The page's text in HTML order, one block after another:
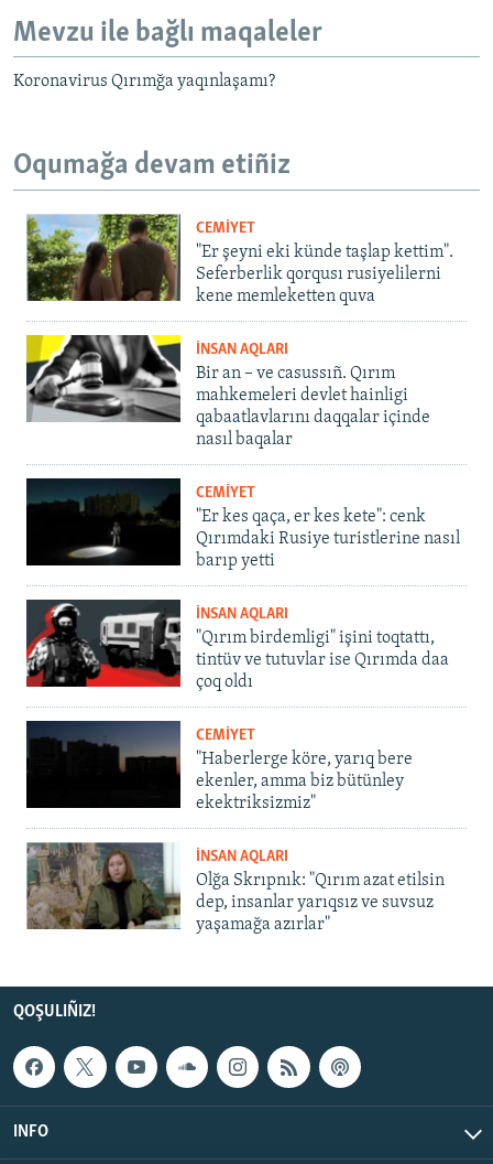
Mevzu ile bağlı maqaleler
Koronavirus Qırımğa yaqınlaşamı?
Oqumağa devam etiñiz
CEMİYET
"Er şeyni eki künde taşlap kettim".
Seferberlik qorqusı rusiyelilerni
kene memleketten quva
İNSAN AQLARI
Bir an – ve casussıñ. Qırım
mahkemeleri devlet hainligi
qabaatlavlarını daqqalar içinde
nasıl baqalar
CEMİYET
"Er kes qaça, er kes kete": cenk
Qırımdaki Rusiye turistlerine nasıl
barıp yetti
İNSAN AQLARI
"Qırım birdemligi" işini toqtattı,
tintüv ve tutuvlar ise Qırımda daa
çoq oldı
CEMİYET
"Haberlerge köre, yarıq bere
ekenler, amma biz bütünley
ekektriksizmiz"
İNSAN AQLARI
Olğa Skrıpnık: "Qırım azat etilsin
dep, insanlar yarıqsız ve suvsuz
yaşamağa azırlar"
QOŞULIÑIZ!
INFO